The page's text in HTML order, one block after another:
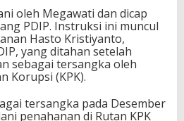
oleh Megawati dan dicap
PDIP. Instruksi ini muncul
Hasto Kristiyanto,
yang ditahan setelah
sebagai tersangka oleh
Korupsi (KPK).
tersangka pada Desember
penahanan di Rutan KPK